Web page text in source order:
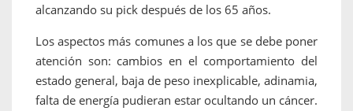
alcanzando su pick después de los 65 años.
Los aspectos más comunes a los que se debe poner
atención son: cambios en el comportamiento del
estado general, baja de peso inexplicable, adinamia,
falta de energía pudieran estar ocultando un cáncer.